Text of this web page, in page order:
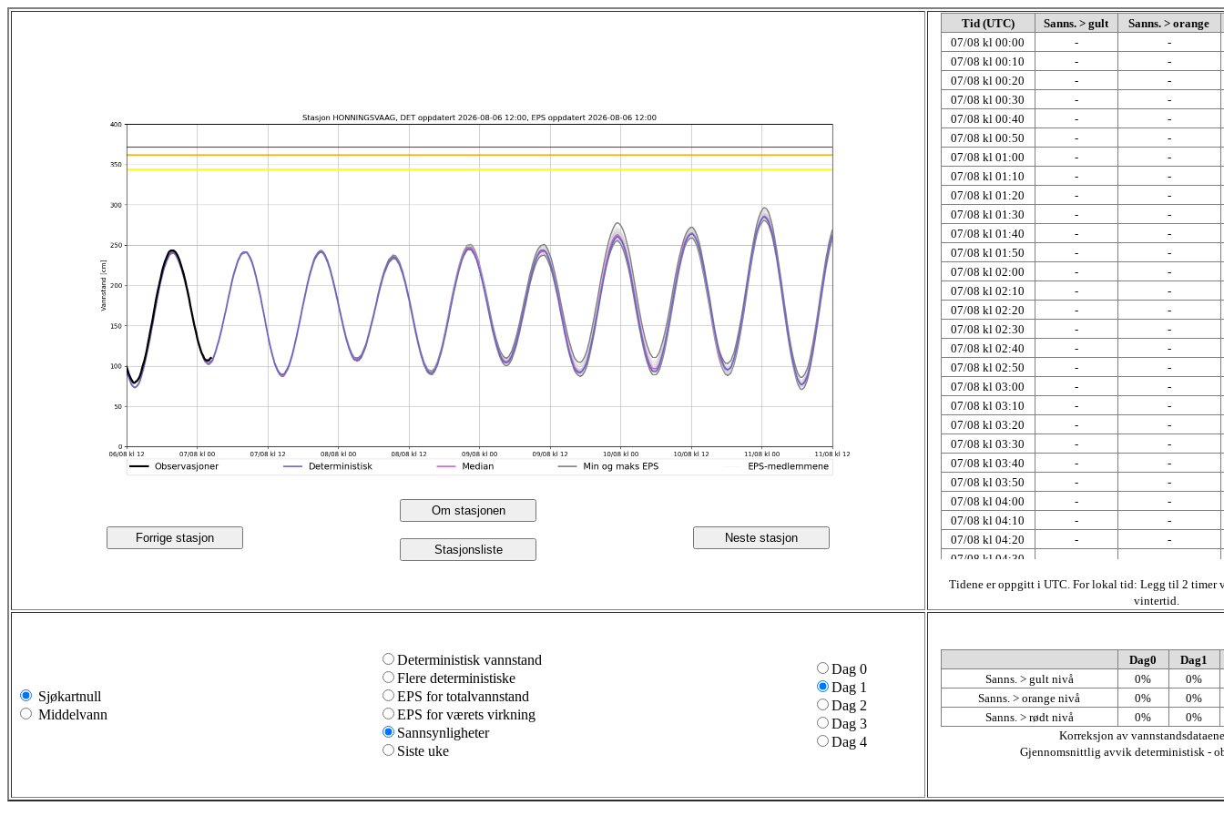
Forrige stasjon
Om stasjonen
Stasjonsliste
Neste stasjon
Tid (UTC) Sanns. > gult
Sanns. > orange
07/08 kl 00:00
-
-
07/08 kl 00:10
-
-
07/08 kl 00:20
-
-
07/08 kl 00:30
-
-
07/08 kl 00:40
-
-
07/08 kl 00:50
-
-
07/08 kl 01:00
-
-
07/08 kl 01:10
-
-
07/08 kl 01:20
-
-
07/08 kl 01:30
-
-
07/08 kl 01:40
-
-
07/08 kl 01:50
-
-
07/08 kl 02:00
-
-
07/08 kl 02:10
-
-
07/08 kl 02:20
-
-
07/08 kl 02:30
-
-
07/08 kl 02:40
-
-
07/08 kl 02:50
-
-
07/08 kl 03:00
-
-
07/08 kl 03:10
-
-
07/08 kl 03:20
-
-
07/08 kl 03:30
-
-
07/08 kl 03:40
-
-
07/08 kl 03:50
-
-
07/08 kl 04:00
-
-
07/08 kl 04:10
-
-
07/08 kl 04:20
-
-
07/08 kl 04:30
07/08 kl 04:40
-
-
-
07/08 kl 05:00
-
-
07/08 kl 05:20
-
-
07/08 kl 05:30
-
-
07/08 kl 05:40
-
-
07/08 kl 05:50
-
-
07/08 kl 06:00
-
-
07/08 kl 06:10
-
-
Tidene er oppgitt i UTC. For lokal tid: Legg til 2 timer
vintertid.
Sjøkartnull
Middelvann
Deterministisk vannstand
Flere deterministiske
EPS for totalvannstand
EPS for værets virkning
Sannsynligheter
Siste uke
Dag 0
Dag 1
Dag 2
Dag 3
Dag 4
Dag0
Dag1
Sanns. > gult nivå
0%
0%
Sanns. > orange nivå
0%
0%
Sanns. > rødt nivå
0%
0%
Korreksjon av
Gjennomsnittlig avvik deterministisk -